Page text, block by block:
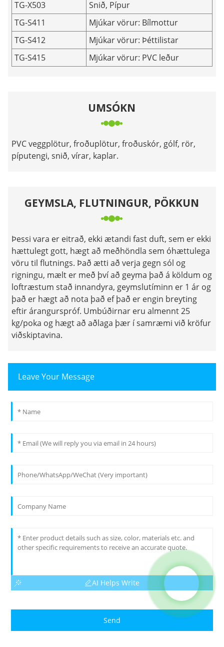
TG-X503
Snið, Pípur
TG-S411
Mjúkar vörur: Bílmottur
TG-S412
Mjúkar vörur: Þéttilistar
TG-S415
Mjúkar vörur: PVC leður
UMSÓKN
PVC veggplötur, froðuplötur, froðuskór, gólf, rör,
píputengi, snið, vírar, kaplar.
GEYMSLA, FLUTNINGUR, PÖKKUN
Þessi vara er eitrað, ekki ætandi fast duft, sem er ekki
hættulegt gott, hægt að meðhöndla sem óhættulega
vöru til flutnings. Það ætti að verja gegn sól og
rigningu, mælt er með því að geyma það á köldum og
loftræstum stað innandyra, geymslutíminn er 1 ár og
það er hægt að nota það ef það er engin breyting
eftir árangurspróf. Umbúðirnar eru almennt 25
kg/poka og hægt að aðlaga þær í samræmi við kröfur
viðskiptavina.
Leave Your Message
AI Helps Write
Send